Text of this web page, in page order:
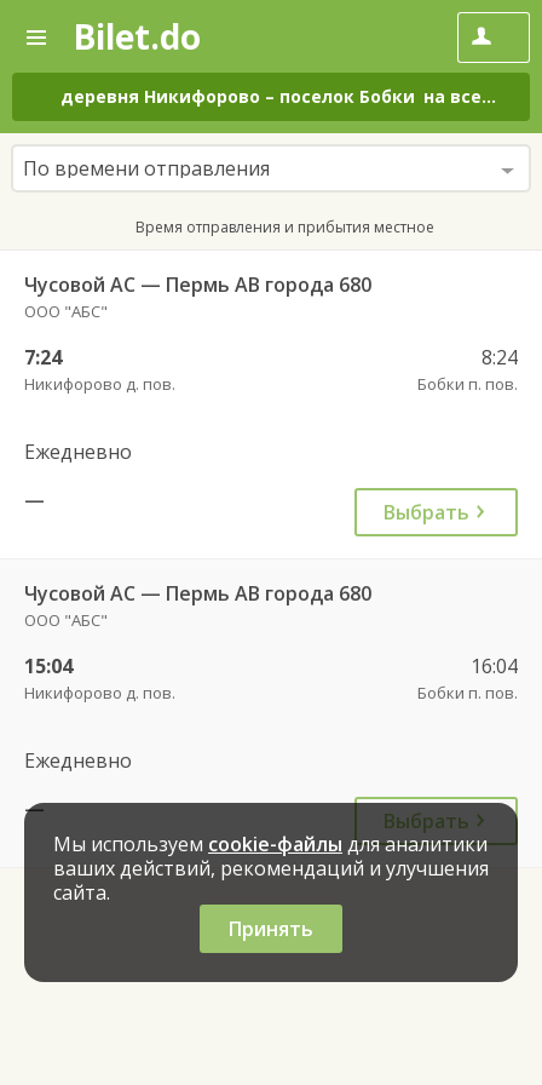
—
Поиск
и
покупка
билетов
на
автобус
онлайн
Bilet.do
деревня Никифорово – поселок Бобки на все дни
По времени отправления
Время отправления и прибытия местное
Чусовой АС — Пермь АВ города 680
ООО "АБС"
7:24
Никифорово д. пов.
8:24
Бобки п. пов.
Ежедневно
—
Выбрать
Чусовой АС — Пермь АВ города 680
ООО "АБС"
15:04
Никифорово д. пов.
16:04
Бобки п. пов.
Ежедневно
—
Выбрать
Мы используем cookie-файлы для аналитики
ваших действий, рекомендаций и улучшения
сайта.
Принять